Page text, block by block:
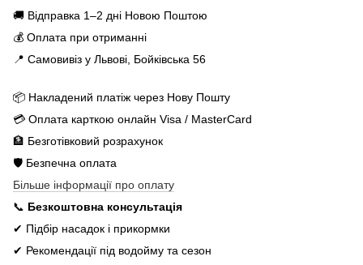
🚚 Відправка 1–2 дні Новою Поштою
💰 Оплата при отриманні
📍 Самовивіз у Львові, Бойківська 56
📦 Накладений платіж через Нову Пошту
💳 Оплата карткою онлайн Visa / MasterCard
🏦 Безготівковий розрахунок
🛡️ Безпечна оплата
Більше інформації про оплату
📞 Безкоштовна консультація
✔ Підбір насадок і прикормки
✔ Рекомендації під водойму та сезон